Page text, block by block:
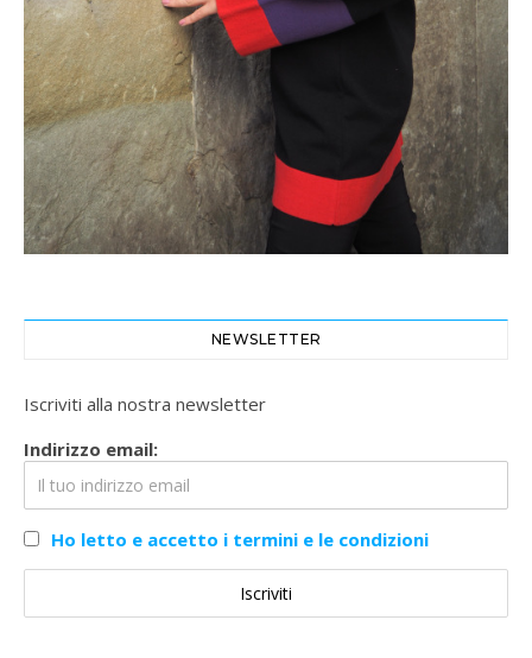
NEWSLETTER
Iscriviti alla nostra newsletter
Indirizzo email:
Ho letto e accetto i termini e le condizioni